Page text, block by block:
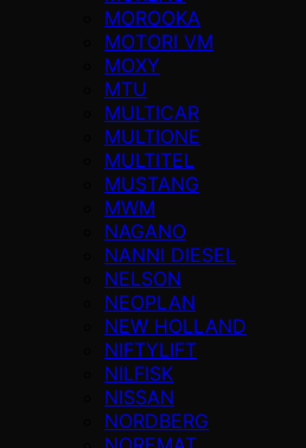
MOROOKA
MOTORI VM
MOXY
MTU
MULTICAR
MULTIONE
MULTITEL
MUSTANG
MWM
NAGANO
NANNI DIESEL
NELSON
NEOPLAN
NEW HOLLAND
NIFTYLIFT
NILFISK
NISSAN
NORDBERG